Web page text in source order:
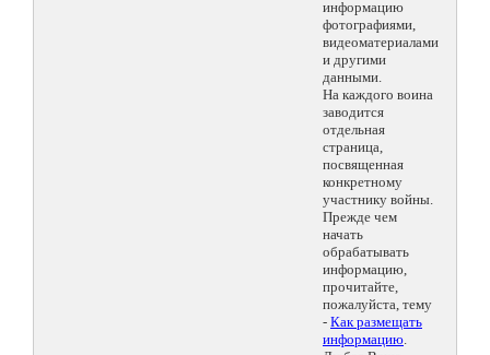
информацию
фотографиями,
видеоматериалами
и другими
данными.
На каждого воина
заводится
отдельная
страница,
посвященная
конкретному
участнику войны.
Прежде чем
начать
обрабатывать
информацию,
прочитайте,
пожалуйста, тему
- Как размещать
информацию.